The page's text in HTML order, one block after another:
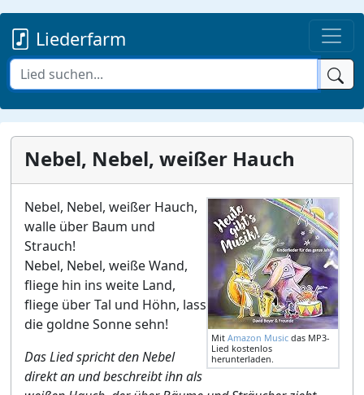
Liederfarm
Nebel, Nebel, weißer Hauch
Mit Amazon Music das MP3-
Lied kostenlos
herunterladen.
Nebel, Nebel, weißer Hauch,
walle über Baum und
Strauch!
Nebel, Nebel, weiße Wand,
fliege hin ins weite Land,
fliege über Tal und Höhn, lass
die goldne Sonne sehn!
Das Lied spricht den Nebel
direkt an und beschreibt ihn als